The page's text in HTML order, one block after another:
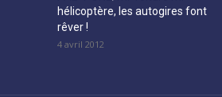
hélicoptère, les autogires font
rêver !
4 avril 2012